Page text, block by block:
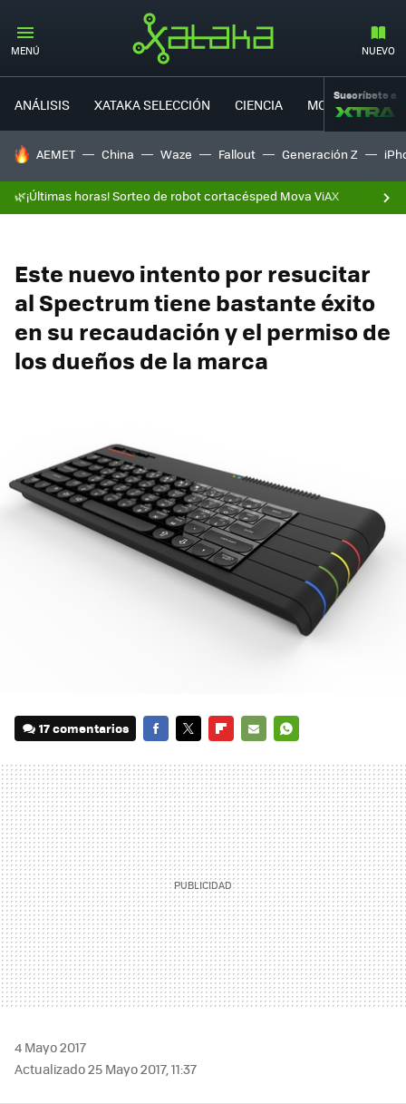
MENÚ NUEVO
ANÁLISIS XATAKA SELECCIÓN CIENCIA MOVILIDAD
Suscríbete a
HOY SE HABLA DE
AEMET China Waze Fallout Generación Z
🌿¡Últimas horas! Sorteo de robot cortacésped Mova ViAX
Este nuevo intento por resucitar
al Spectrum tiene bastante éxito
en su recaudación y el permiso de
los dueños de la marca
17 comentarios
MAIL
4 Mayo 2017
Actualizado 25 Mayo 2017, 11:37